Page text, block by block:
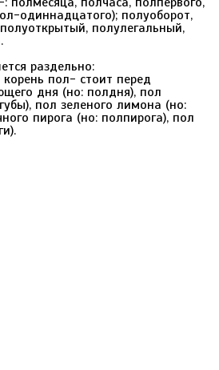
одиннадцатого); полуоборот,
полулегальный,
раздельно:
пол- стоит перед
дня (но: полдня), пол
пол зеленого лимона (но:
пирога (но: полпирога), пол